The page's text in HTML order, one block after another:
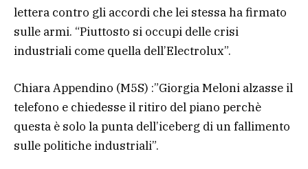
lettera contro gli accordi che lei stessa ha firmato
sulle armi. “Piuttosto si occupi delle crisi
industriali come quella dell’Electrolux”.
Chiara Appendino (M5S) :”Giorgia Meloni alzasse il
telefono e chiedesse il ritiro del piano perchè
questa è solo la punta dell’iceberg di un fallimento
sulle politiche industriali”.